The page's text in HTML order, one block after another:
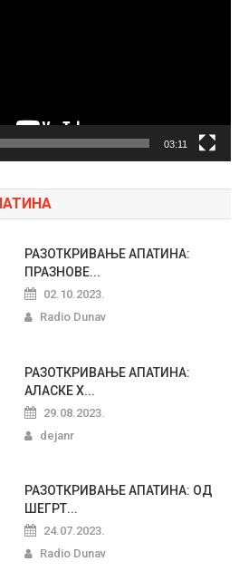
03:11
РАЗОТКРИВАЊЕ АПАТИНА:
ПРАЗНОВЕ...
02.10.2023.
Radio Dunav
РАЗОТКРИВАЊЕ АПАТИНА:
АЛАСКЕ Х...
29.08.2023.
dejanr
РАЗОТКРИВАЊЕ АПАТИНА: ОД
ШЕГРТ...
24.07.2023.
Radio Dunav